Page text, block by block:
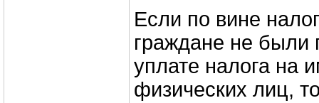
Если по вине
граждане не были
уплате налога на
физических лиц,